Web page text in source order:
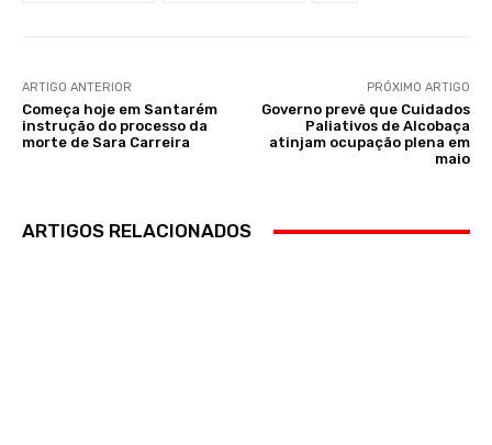
ARTIGO ANTERIOR
Começa hoje em Santarém
instrução do processo da
morte de Sara Carreira
PRÓXIMO ARTIGO
Governo prevê que Cuidados
Paliativos de Alcobaça
atinjam ocupação plena em
maio
ARTIGOS RELACIONADOS